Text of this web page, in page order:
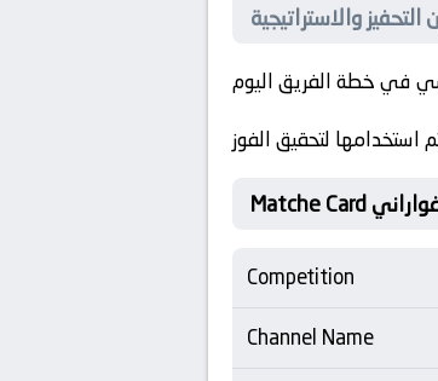
في خطة الفريق اليوم
لتحقيق الفوز
Competition
Channel Name